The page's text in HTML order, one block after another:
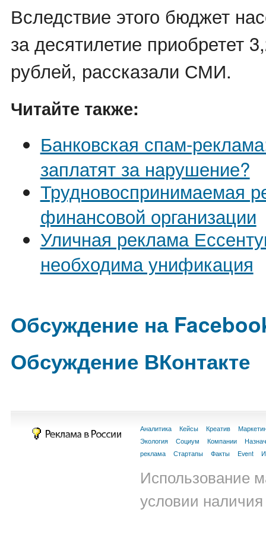
Вследствие этого бюджет
за десятилетие приобретет
рублей, рассказали СМИ.
Читайте также:
Банковская спам-
заплатят за нарушение?
Трудновоспринимаемая
финансовой организации
Уличная реклама
необходима унификация
Обсуждение на
Обсуждение ВКонтакте
Аналитика Кейсы Креатив
Экология
Социум Компании
реклама
Стартапы Факты Event
Использование
условии